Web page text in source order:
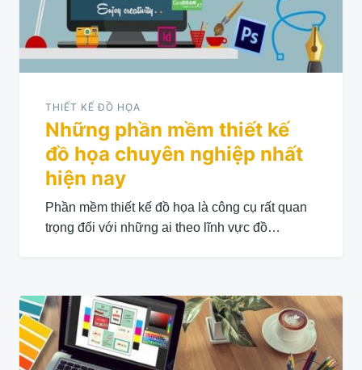
THIẾT KẾ ĐỒ HỌA
Những phần mềm thiết kế
đồ họa chuyên nghiệp nhất
hiện nay
Phần mềm thiết kế đồ họa là công cụ rất quan
trọng đối với những ai theo lĩnh vực đồ…